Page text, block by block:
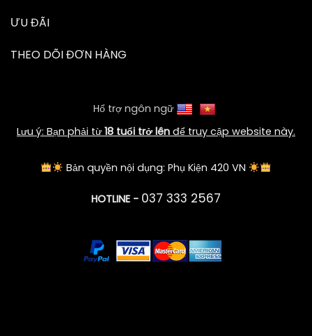
ƯU ĐÃI
THEO DÕI ĐƠN HÀNG
Hổ trợ ngôn ngữ
Lưu ý: Bạn phải từ 18 tuổi trở lên để truy cập website này.
Bản quyền nội dụng: Phụ Kiện 420 VN
HOTLINE - 037 333 2567